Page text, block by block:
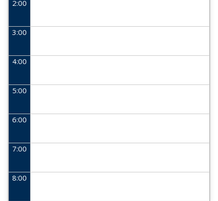
2:00
3:00
4:00
5:00
6:00
7:00
8:00